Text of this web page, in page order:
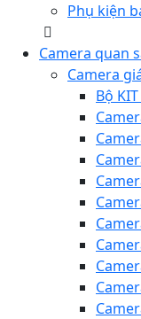
Phụ kiện
Camera quan
Camera
Bộ